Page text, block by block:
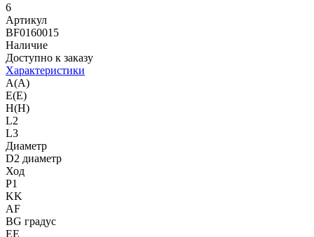
6
Артикул
BF0160015
Наличие
Доступно к заказу
Характеристики
A(A)
E(E)
H(H)
L2
L3
Диаметр
D2 диаметр
Ход
P1
KK
AF
BG градус
EE